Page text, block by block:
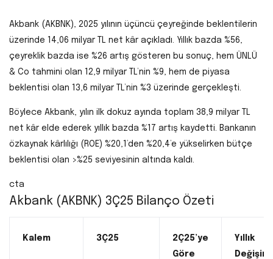
Akbank (AKBNK), 2025 yılının üçüncü çeyreğinde beklentilerin
üzerinde 14,06 milyar TL net kâr açıkladı. Yıllık bazda %56,
çeyreklik bazda ise %26 artış gösteren bu sonuç, hem ÜNLÜ
& Co tahmini olan 12,9 milyar TL’nin %9, hem de piyasa
beklentisi olan 13,6 milyar TL’nin %3 üzerinde gerçekleşti.
Böylece Akbank, yılın ilk dokuz ayında toplam 38,9 milyar TL
net kâr elde ederek yıllık bazda %17 artış kaydetti. Bankanın
özkaynak kârlılığı (ROE) %20,1’den %20,4’e yükselirken bütçe
beklentisi olan >%25 seviyesinin altında kaldı.
cta
Akbank (AKBNK) 3Ç25 Bilanço Özeti
Kalem 3Ç25
2Ç25’ye
Göre
Yıllık
Değişim